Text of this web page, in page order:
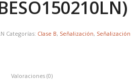
Categorías: Clase B, Señalización,
Valoraciones (0)